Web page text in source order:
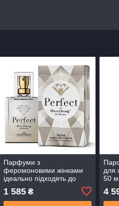
Парфуми з
феромоновими жінками
ідеально підходять до
1 585₴
для
50
4